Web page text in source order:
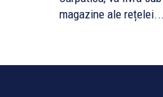
magazine ale rețelei...